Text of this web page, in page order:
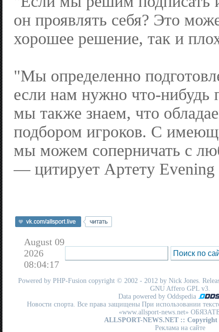
он проявлять себя? Это
хорошее решение, так и
"Мы определенно
если нам нужно что-нибудь
мы также знаем, что
подбором игроков. С
мы можем соперничать с
— цитирует Артету Evening
August 09
2026
08:04:17
Powered by PHP-Fusion copyright © 2002 - 2012 by Nick Jones.
GNU Affero GPL v3.
Data powered by Oddspedia
Новости спорта. Все права защищены При использовании
«www.allsport-news.net»
ALLSPORT-NEWS.NET :: Copyright
Реклама на сайте